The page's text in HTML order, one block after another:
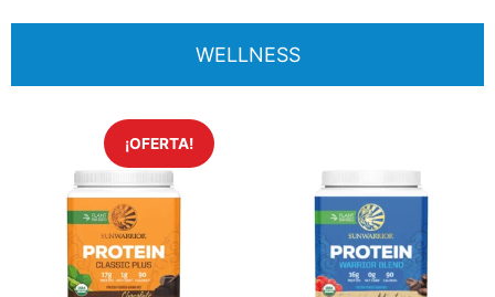
WELLNESS
¡OFERTA!